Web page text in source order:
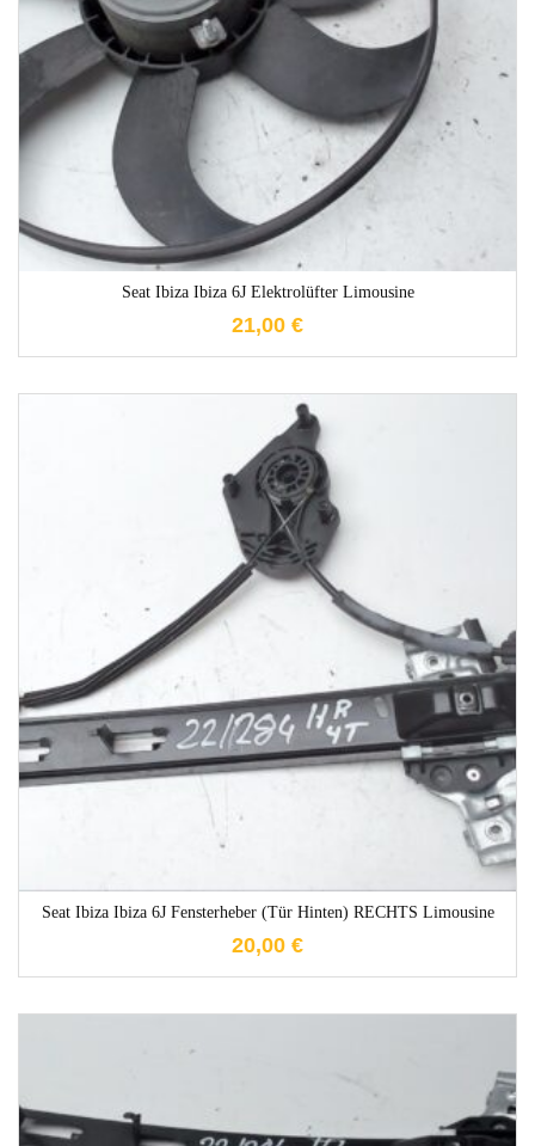
Seat Ibiza Ibiza 6J Elektrolüfter Limousine
21,00 €
1-3 Werktage
Seat Ibiza Ibiza 6J Fensterheber (Tür Hinten) RECHTS Limousine
20,00 €